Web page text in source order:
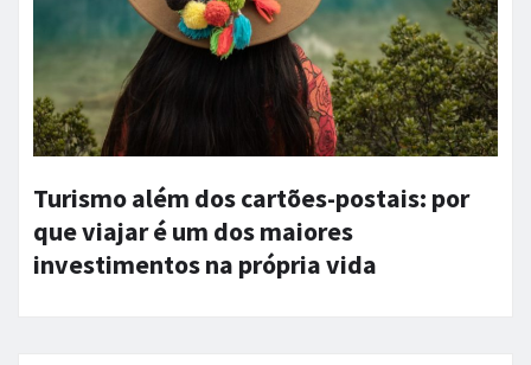
Turismo além dos cartões-postais: por
que viajar é um dos maiores
investimentos na própria vida